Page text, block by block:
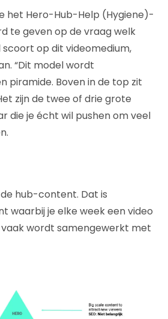
het Hero-Hub-Help (Hygiene)-
te geven op de vraag welk
op dit videomedium,
“Dit model wordt
piramide. Boven in de top zit
zijn de twee of drie grote
die je écht wil pushen om veel
hub-content. Dat is
waarbij je elke week een video
wordt samengewerkt met